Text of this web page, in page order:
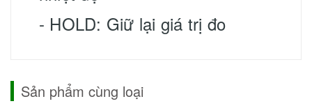
- HOLD: Giữ lại giá trị đo
Sản phẩm cùng loại